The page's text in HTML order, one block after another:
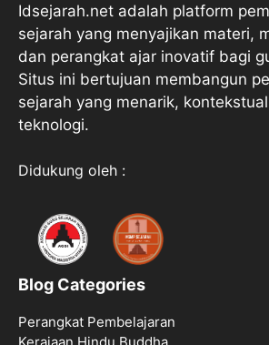
Idsejarah.net adalah platform
sejarah yang menyajikan materi,
dan perangkat ajar inovatif bagi
Situs ini bertujuan membangun
sejarah yang menarik,
teknologi.
Didukung oleh :
Blog Categories
Perangkat Pembelajaran
Kerajaan Hindu Buddha